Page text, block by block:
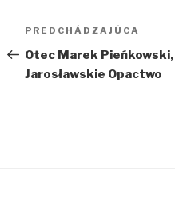
Navigácia
v
článku
Predchádzajúci
článok
PREDCHÁDZAJÚCA
Otec Marek Pieńkowski,
Jarosławskie Opactwo